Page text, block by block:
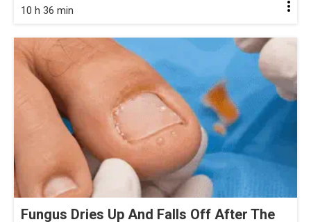
10 h 36 min
Fungus Dries Up And Falls Off After The